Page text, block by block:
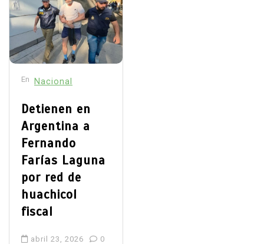
En Nacional
Detienen en
Argentina a
Fernando
Farías Laguna
por red de
huachicol
fiscal
abril 23, 2026
0